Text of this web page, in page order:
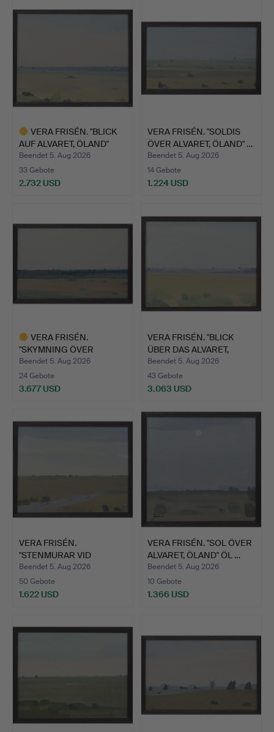
VERA FRISÉN. "BLICK
AUF ALVARET, ÖLAND"
ÖL…
Beendet 5. Aug 2026
33 Gebote
2.732 USD
VERA FRISÉN. "SOLDIS
ÖVER ALVARET, ÖLAND" …
Beendet 5. Aug 2026
14 Gebote
1.224 USD
VERA FRISÉN.
"SKYMNING ÖVER
ALVARET, ÖLAND…
Beendet 5. Aug 2026
24 Gebote
3.677 USD
Objekt
VERA FRISÉN. "BLICK
ÜBER DAS ALVARET,
ÖLAN…
Beendet 5. Aug 2026
43 Gebote
3.063 USD
VERA FRISÉN.
"STENMURAR VID
ALVARET, ÖLAND…
Beendet 5. Aug 2026
50 Gebote
1.622 USD
VERA FRISÉN. "SOL ÖVER
ALVARET, ÖLAND" ÖL …
Beendet 5. Aug 2026
10 Gebote
1.366 USD